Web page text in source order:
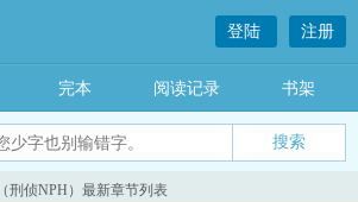
登陆 注册
完本 阅读记录 书架
刑侦NPH）最新章节列表